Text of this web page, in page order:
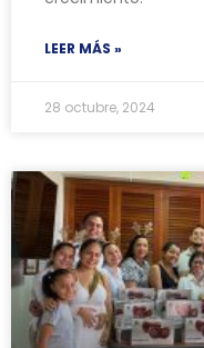
LEER MÁS »
28 octubre, 2024